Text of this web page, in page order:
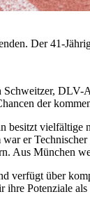
Der 41-
der
er
Aus München
verfügt über
Potenziale